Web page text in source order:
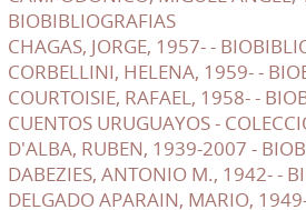
BIOBIBLIOGRAFIAS
CHAGAS, JORGE, 1957- -
CORBELLINI, HELENA, 1959- -
COURTOISIE, RAFAEL, 1958- -
CUENTOS URUGUAYOS -
D'ALBA, RUBEN, 1939-2007 -
DABEZIES, ANTONIO M., 1942- -
DELGADO APARAIN, MARIO,